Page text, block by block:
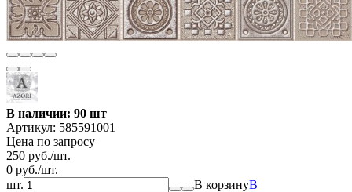
В наличии: 90 шт
Артикул: 585591001
Цена по запросу
250 руб./шт.
0 руб./шт.
шт.
В корзинуВ